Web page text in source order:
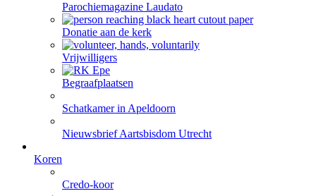
Parochiemagazine Laudato
Donatie aan de kerk
Vrijwilligers
Begraafplaatsen
Schatkamer in Apeldoorn
Nieuwsbrief Aartsbisdom Utrecht
Koren
Credo-koor